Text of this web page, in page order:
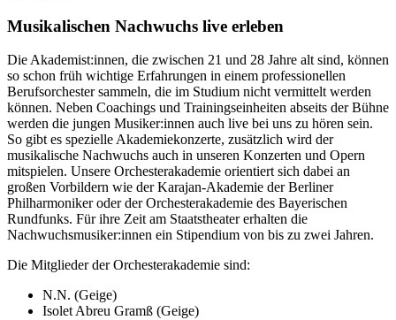
Musikalischen Nachwuchs live erleben
Die Akademist:innen, die zwischen 21 und 28 Jahre alt sind, können
so schon früh wichtige Erfahrungen in einem professionellen
Berufsorchester sammeln, die im Studium nicht vermittelt werden
können. Neben Coachings und Trainingseinheiten abseits der Bühne
werden die jungen Musiker:innen auch live bei uns zu hören sein.
So gibt es spezielle Akademiekonzerte, zusätzlich wird der
musikalische Nachwuchs auch in unseren Konzerten und Opern
mitspielen. Unsere Orchesterakademie orientiert sich dabei an
großen Vorbildern wie der Karajan-Akademie der Berliner
Philharmoniker oder der Orchesterakademie des Bayerischen
Rundfunks. Für ihre Zeit am Staatstheater erhalten die
Nachwuchsmusiker:innen ein Stipendium von bis zu zwei Jahren.
Die Mitglieder der Orchesterakademie sind:
N.N. (Geige)
Isolet Abreu Gramß (Geige)